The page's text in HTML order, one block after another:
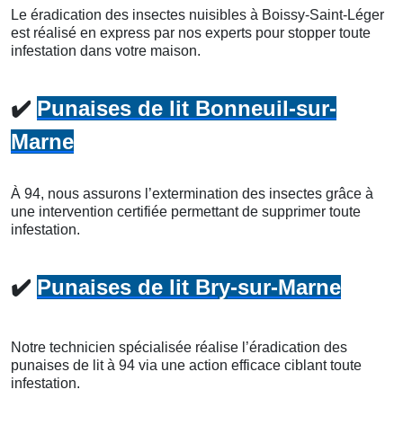
Le éradication des insectes nuisibles à Boissy-Saint-Léger
est réalisé en express par nos experts pour stopper toute
infestation dans votre maison.
✔️ Punaises de lit Bonneuil-sur-
Marne
À 94, nous assurons l’extermination des insectes grâce à
une intervention certifiée permettant de supprimer toute
infestation.
✔️ Punaises de lit Bry-sur-Marne
Notre technicien spécialisée réalise l’éradication des
punaises de lit à 94 via une action efficace ciblant toute
infestation.